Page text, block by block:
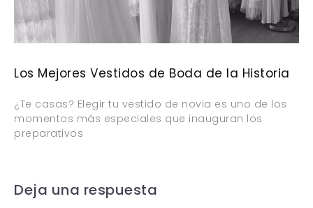
Los Mejores Vestidos de Boda de la Historia
¿Te casas? Elegir tu vestido de novia es uno de los
momentos más especiales que inauguran los
preparativos
Deja una respuesta